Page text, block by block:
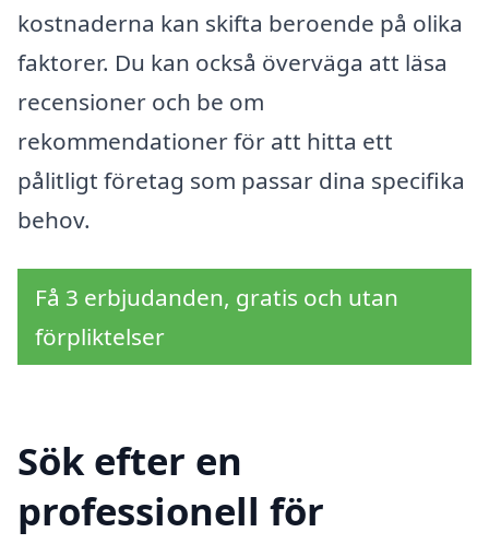
kostnaderna kan skifta beroende på olika
faktorer. Du kan också överväga att läsa
recensioner och be om
rekommendationer för att hitta ett
pålitligt företag som passar dina specifika
behov.
Få 3 erbjudanden, gratis och utan
förpliktelser
Sök efter en
professionell för